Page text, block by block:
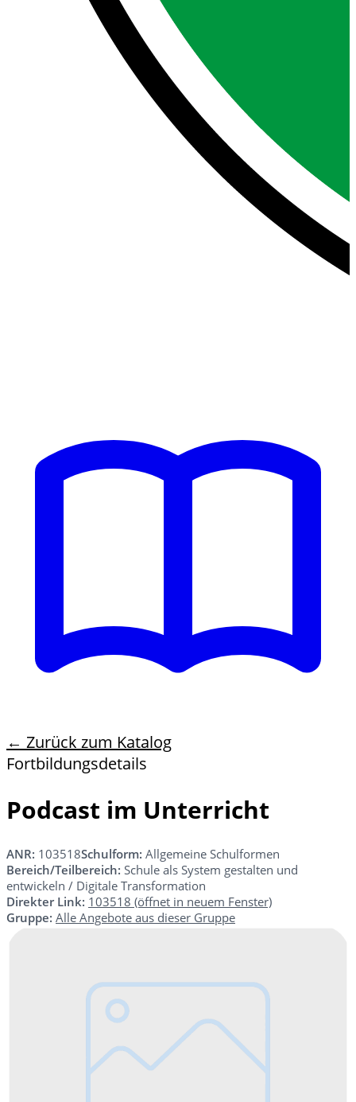
← Zurück zum Katalog
Fortbildungsdetails
Podcast im Unterricht
ANR: 103518Schulform: Allgemeine Schulformen
Bereich/Teilbereich: Schule als System gestalten und
entwickeln / Digitale Transformation
Direkter Link: 103518 (öffnet in neuem Fenster)
Gruppe: Alle Angebote aus dieser Gruppe